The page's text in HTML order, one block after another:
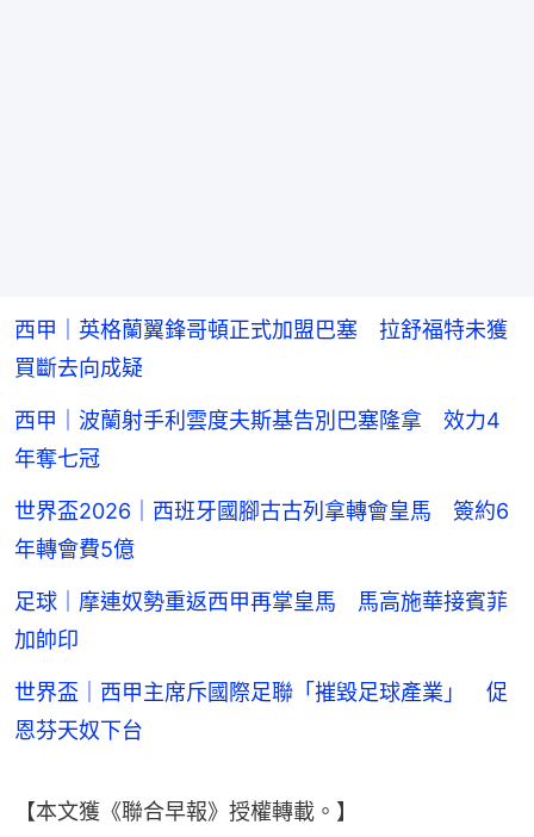
西甲｜英格蘭翼鋒哥頓正式加盟巴塞 拉舒福特未獲
買斷去向成疑
西甲｜波蘭射手利雲度夫斯基告別巴塞隆拿 效力4
年奪七冠
世界盃2026｜西班牙國腳古古列拿轉會皇馬 簽約6
年轉會費5億
足球｜摩連奴勢重返西甲再掌皇馬 馬高施華接賓菲
加帥印
世界盃｜西甲主席斥國際足聯「摧毀足球產業」 促
恩芬天奴下台
【本文獲《聯合早報》授權轉載。】